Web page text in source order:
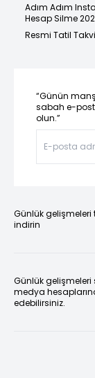
Adım Adım
Hesap Silme
Resmi Tatil
“Günün
sabah e-
olun.”
Günlük gelişmeleri
indirin
Günlük gelişmeleri
medya
edebilirsiniz.